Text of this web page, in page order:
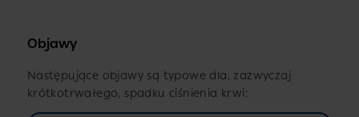
Objawy
Następujące objawy są typowe dla, zazwyczaj
krótkotrwałego, spadku ciśnienia krwi: